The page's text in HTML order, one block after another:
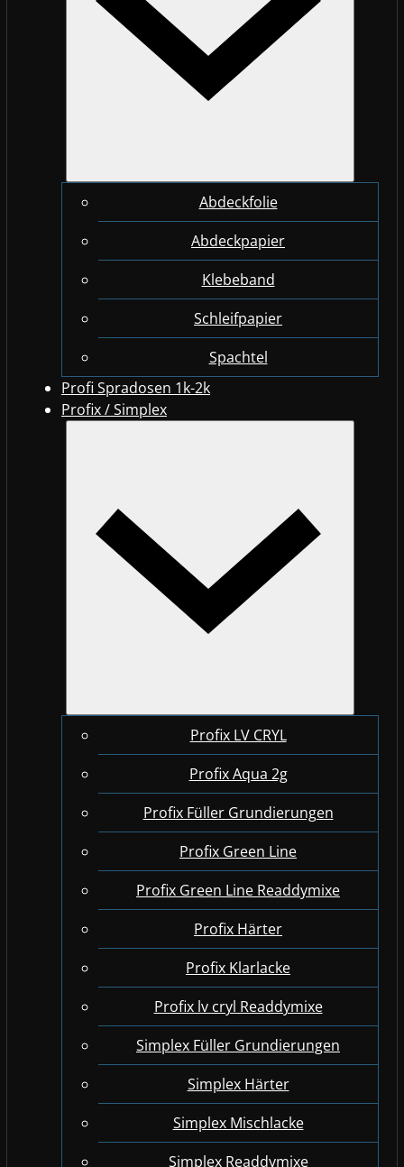
Abdeckfolie
Abdeckpapier
Klebeband
Schleifpapier
Spachtel
Profi Spradosen 1k-2k
Profix / Simplex
Profix LV CRYL
Profix Aqua 2g
Profix Füller Grundierungen
Profix Green Line
Profix Green Line Readdymixe
Profix Härter
Profix Klarlacke
Profix lv cryl Readdymixe
Simplex Füller Grundierungen
Simplex Härter
Simplex Mischlacke
Simplex Readdymixe